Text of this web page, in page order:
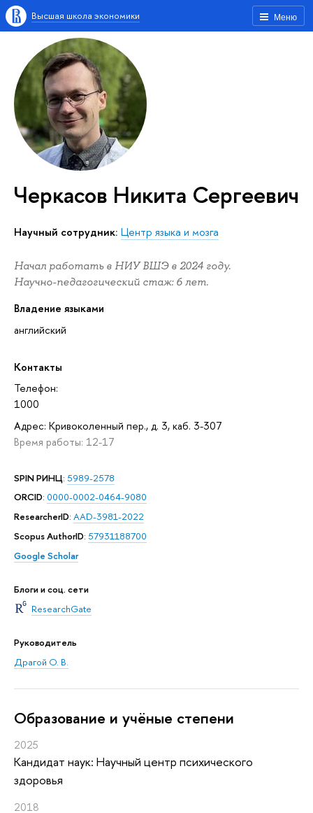
Меню
Высшая школа экономики
Черкасов Никита Сергеевич
Научный сотрудник: Центр языка и мозга
Начал работать в НИУ ВШЭ в 2024 году.
Научно-педагогический стаж: 6 лет.
Владение языками
английский
Контакты
Телефон:
1000
Адрес: Кривоколенный пер., д. 3, каб. 3-307
Время работы: 12-17
SPIN РИНЦ: 5989-2578
ORCID: 0000-0002-0464-9080
ResearcherID: AAD-3981-2022
Scopus AuthorID: 57931188700
Google Scholar
Блоги и соц. сети
ResearchGate
Руководитель
Драгой О. В.
Oбразование и учёные степени
2025
Кандидат наук: Научный центр психического
здоровья
2018